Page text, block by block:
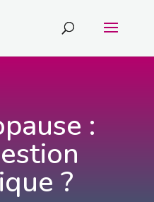
:
?